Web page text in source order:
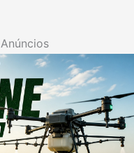
Anúncios